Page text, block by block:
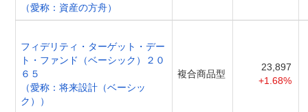
（愛称：資産の方舟）
フィデリティ・ターゲット・デー
ト・ファンド（ベーシック）２０
６５
（愛称：将来設計（ベーシッ
ク））
複合商品型
23,897
+1.68%